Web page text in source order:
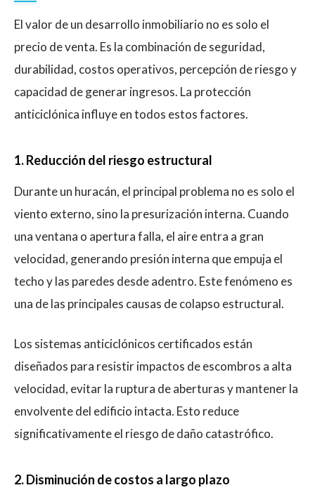
El valor de un desarrollo inmobiliario no es solo el
precio de venta. Es la combinación de seguridad,
durabilidad, costos operativos, percepción de riesgo y
capacidad de generar ingresos. La protección
anticiclónica influye en todos estos factores.
1. Reducción del riesgo estructural
Durante un huracán, el principal problema no es solo el
viento externo, sino la presurización interna. Cuando
una ventana o apertura falla, el aire entra a gran
velocidad, generando presión interna que empuja el
techo y las paredes desde adentro. Este fenómeno es
una de las principales causas de colapso estructural.
Los sistemas anticiclónicos certificados están
diseñados para resistir impactos de escombros a alta
velocidad, evitar la ruptura de aberturas y mantener la
envolvente del edificio intacta. Esto reduce
significativamente el riesgo de daño catastrófico.
2. Disminución de costos a largo plazo